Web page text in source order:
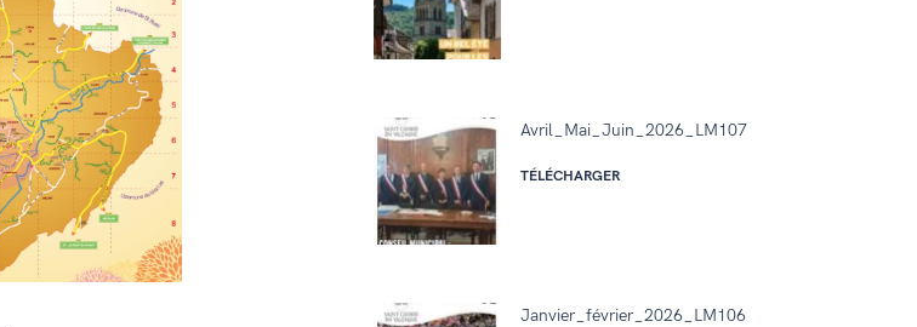
Avril_Mai_Juin_2026_LM107
TÉLÉCHARGER
Janvier_février_2026_LM106